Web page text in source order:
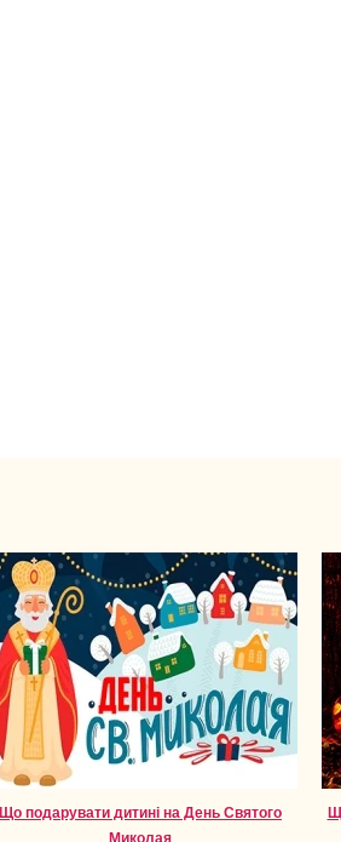
Що подарувати дитині на День Святого
Миколая